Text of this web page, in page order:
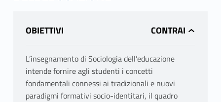
OBIETTIVI
L’insegnamento di Sociologia dell’educazione
intende fornire agli studenti i concetti
fondamentali connessi ai tradizionali e nuovi
paradigmi formativi socio-identitari, il quadro